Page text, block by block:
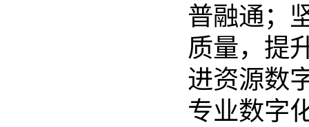
普融通；
质量，提
进资源数
专业数字